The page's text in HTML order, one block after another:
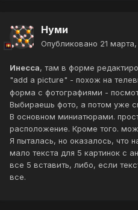
Нуми
Опубликовано 21 марта,
Инесса, там в форме
"add a picture" - похож на
форма с фотографиями -
Выбираешь фото, а потом уже
В основном миниатюрами.
расположение. Кроме того.
Я пыталась, но оказалось, что
мало текста для 5 картинок с
все 5 вставить, либо, если
все.